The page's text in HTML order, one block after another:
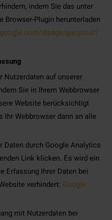
indem Sie das unter
Browser-Plugin herunterladen
dlpage/gaoptout?
Nutzerdaten auf unserer
Sie in Ihrem Webbrowser
Website berücksichtigt
Ihr Webbrowser dann an alle
Daten durch Google Analytics
Link klicken. Es wird ein
Erfassung Ihrer Daten bei
verhindert: Google
mit Nutzerdaten bei